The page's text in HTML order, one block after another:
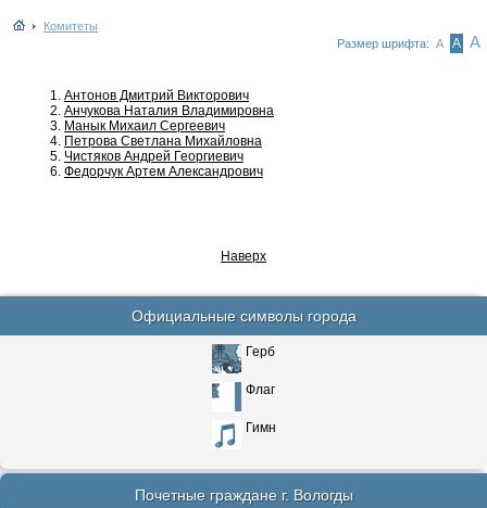
Комитеты
Размер шрифта: А А А
1. Антонов Дмитрий Викторович
2. Анчукова Наталия Владимировна
3. Манык Михаил Сергеевич
4. Петрова Светлана Михайловна
5. Чистяков Андрей Георгиевич
6. Федорчук Артем Александрович
Наверх
Официальные символы города
Герб
Флаг
Гимн
Почетные граждане г. Вологды